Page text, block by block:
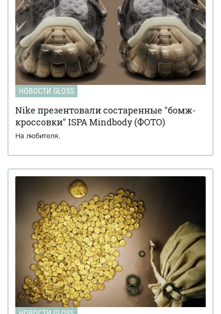
НОВОСТИ GLOSS
Nike презентовали состаренные "бомж-
кроссовки" ISPA Mindbody (ФОТО)
На любителя.